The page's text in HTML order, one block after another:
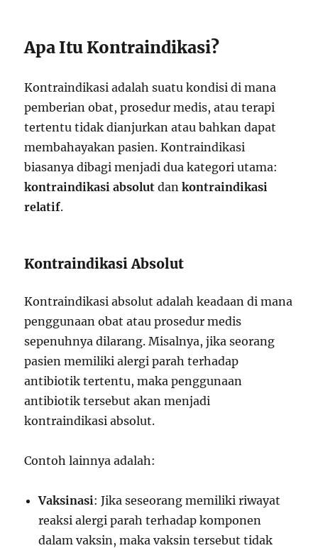
Apa Itu Kontraindikasi?
Kontraindikasi adalah suatu kondisi di mana
pemberian obat, prosedur medis, atau terapi
tertentu tidak dianjurkan atau bahkan dapat
membahayakan pasien. Kontraindikasi
biasanya dibagi menjadi dua kategori utama:
kontraindikasi absolut dankontraindikasi
relatif.
Kontraindikasi Absolut
Kontraindikasi absolut adalah keadaan di mana
penggunaan obat atau prosedur medis
sepenuhnya dilarang. Misalnya, jika seorang
pasien memiliki alergi parah terhadap
antibiotik tertentu, maka penggunaan
antibiotik tersebut akan menjadi
kontraindikasi absolut.
Contoh lainnya adalah:
Vaksinasi: Jika seseorang memiliki riwayat
reaksi alergi parah terhadap komponen
dalam vaksin, maka vaksin tersebut tidak